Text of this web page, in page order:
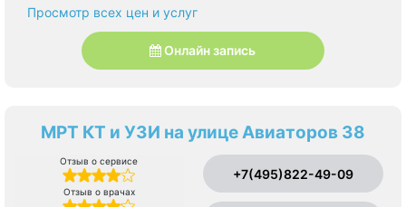
Просмотр всех цен и услуг
Онлайн запись
МРТ КТ и УЗИ на улице Авиаторов 38
Отзыв о сервисе
Отзыв о врачах
+7(495)822-49-09